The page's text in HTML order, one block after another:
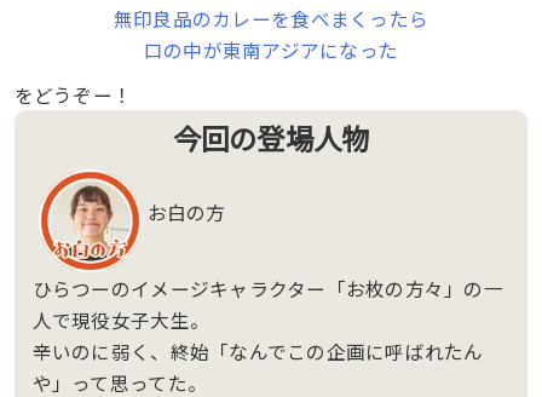
無印良品のカレーを食べまくったら
口の中が東南アジアになった
をどうぞー！
今回の登場人物
お白の方
ひらつーのイメージキャラクター「お枚の方々」の一
人で現役女子大生。
辛いのに弱く、終始「なんでこの企画に呼ばれたん
や」って思ってた。